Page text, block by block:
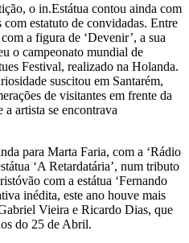
o in.Estátua contou ainda com
com estatuto de convidadas. Entre
a figura de ‘Devenir’, a sua
o campeonato mundial de
Festival, realizado na Holanda.
suscitou em Santarém,
de visitantes em frente da
artista se encontrava
para Marta Faria, com a ‘Rádio
‘A Retardatária’, num tributo
com a estátua ‘Fernando
inédita, este ano houve mais
Vieira e Ricardo Dias, que
do 25 de Abril.